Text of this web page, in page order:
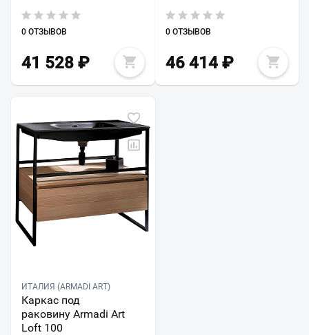
0 ОТЗЫВОВ
41 528 ₽
0 ОТЗЫВОВ
46 414₽
ИТАЛИЯ (ARMADI ART)
Каркас под
раковину Armadi Art
Loft 100